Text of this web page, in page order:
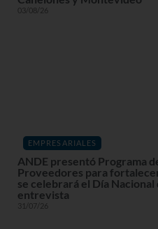
03/08/26
EMPRESARIALES
ANDE presentó Programa
Proveedores para
se celebrará el Día Nacional
entrevista
31/07/26